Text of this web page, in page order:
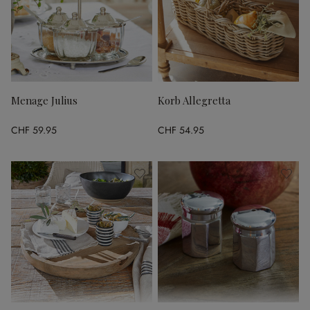
Menage Julius
CHF 59.95
Korb Allegretta
CHF 54.95